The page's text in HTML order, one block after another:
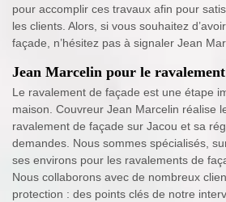
pour accomplir ces travaux afin pour
les clients. Alors, si vous souhaitez
façade, n’hésitez pas à signaler Jean
Jean Marcelin pour le
Le ravalement de façade est une étape
maison. Couvreur Jean Marcelin réalise
ravalement de façade sur Jacou et sa
demandes. Nous sommes spécialisés,
ses environs pour les ravalements de
Nous collaborons avec de nombreux
protection : des points clés de notre